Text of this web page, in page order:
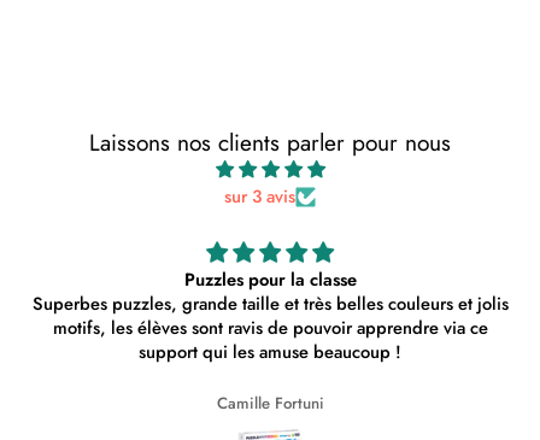
Laissons nos clients parler pour nous
sur 3 avis
Puzzles pour la classe
grande taille et très belles couleurs et jolis
élèves sont ravis de pouvoir apprendre via ce
support qui les amuse beaucoup !